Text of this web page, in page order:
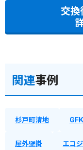
交換
関連事例
杉戸町清地
屋外壁掛 エコ